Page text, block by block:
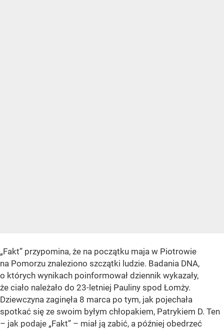
„Fakt” przypomina, że na początku maja w Piotrowie
na Pomorzu znaleziono szczątki ludzie. Badania DNA,
o których wynikach poinformował dziennik wykazały,
że ciało należało do 23-letniej Pauliny spod Łomży.
Dziewczyna zaginęła 8 marca po tym, jak pojechała
spotkać się ze swoim byłym chłopakiem, Patrykiem D. Ten
– jak podaje „Fakt” – miał ją zabić, a później obedrzeć